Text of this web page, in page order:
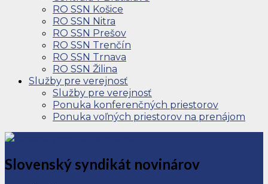
RO SSN Košice
RO SSN Nitra
RO SSN Prešov
RO SSN Trenčín
RO SSN Trnava
RO SSN Žilina
Služby pre verejnosť
Služby pre verejnosť
Ponuka konferenčných priestorov
Ponuka voľných priestorov na prenájom
Slovenský syndikát novinárov